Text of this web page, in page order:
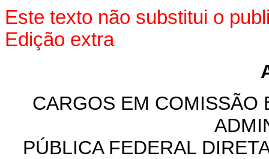
Este texto não substitui o
Edição extra
CARGOS EM COMISSÃO
PÚBLICA FEDERAL